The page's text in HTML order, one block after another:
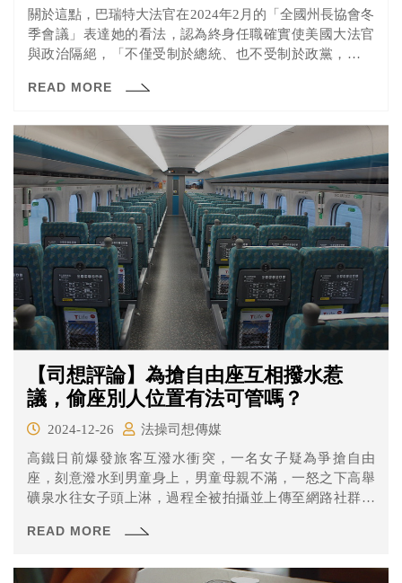
關於這點，巴瑞特大法官在2024年2月的「全國州長協會冬
季會議」表達她的看法，認為終身任職確實使美國大法官
與政治隔絕，「不僅受制於總統、也不受制於政黨，不是
袍。」
READ MORE
【司想評論】為搶自由座互相撥水惹
議，偷座別人位置有法可管嗎？
2024-12-26
法操司想傳媒
高鐵日前爆發旅客互潑水衝突，一名女子疑為爭搶自由
座，刻意潑水到男童身上，男童母親不滿，一怒之下高舉
礦泉水往女子頭上淋，過程全被拍攝並上傳至網路社群，
READ MORE